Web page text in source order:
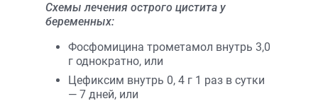
Схемы лечения острого цистита у
беременных:
Фосфомицина трометамол внутрь 3,0
г однократно, или
Цефиксим внутрь 0, 4 г 1 раз в сутки
— 7 дней, или